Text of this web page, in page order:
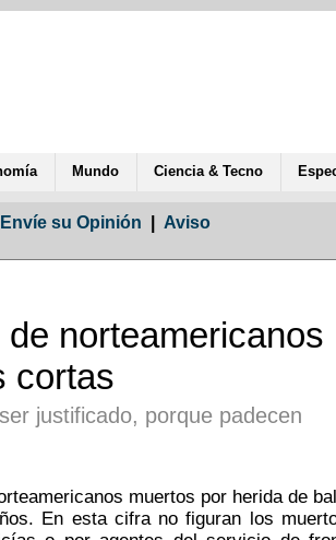
Mundo Ciencia & Tecno
Envíe su Opinión Aviso
norteamericanos
cortas
justificado, porque padecen
muertos por herida de
En esta cifra no figuran los